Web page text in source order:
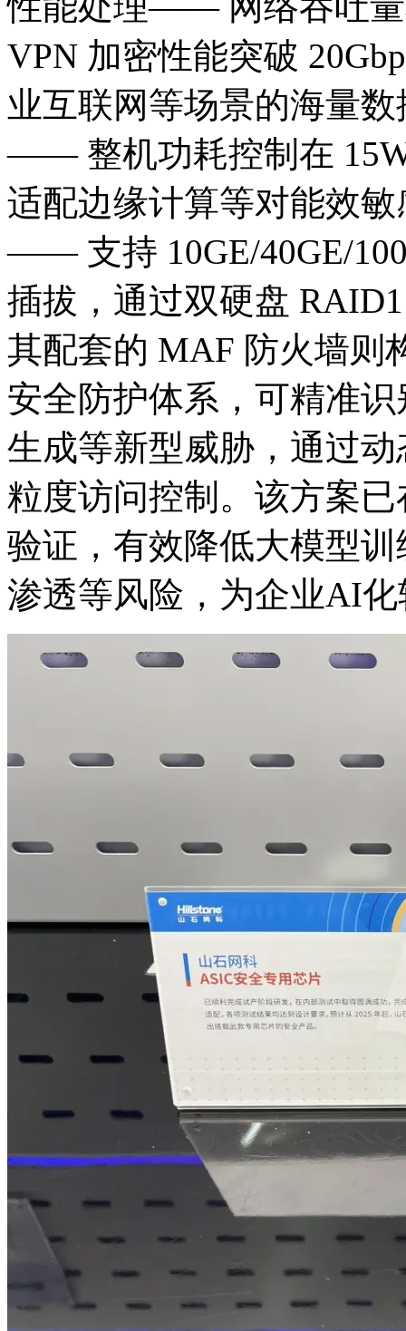
VPN 加密性能突破
业互联网等场景的海量
—— 整机功耗控制在
适配边缘计算等对能效
—— 支持 10GE/40GE/
插拔，通过双硬盘
其配套的 MAF 防火墙则
安全防护体系，可精准
生成等新型威胁，通
粒度访问控制。该方案已
验证，有效降低大模型
渗透等风险，为企业